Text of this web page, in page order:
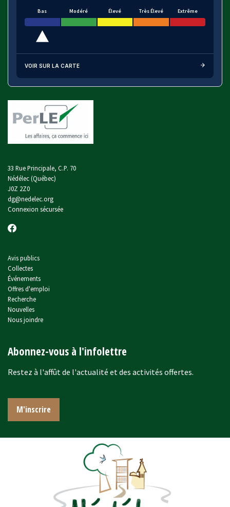
Bas Modéré Élevé Très Élevé Extrême
VOIR SUR LA CARTE
33 Rue Principale, C.P. 70
Nédélec (Québec)
J0Z 2Z0
dg@nedelec.org
Connexion sécursée
Avis publics
Collectes
Événements
Offres d'emploi
Recherche
Nouvelles
Nous joindre
Abonnez-vous à l'infolettre
Restez à l'affût de l'actualité et des activités offertes.
M'inscrire